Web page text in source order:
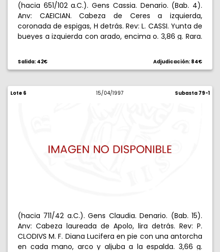
(hacia 651/102 a.C.). Gens Cassia. Denario. (Bab. 4).
Anv: CAEICIAN. Cabeza de Ceres a izquierda,
coronada de espigas, H detrás. Rev: L. CASSI. Yunta de
bueyes a izquierda con arado, encima o. 3,86 g. Rara.
Salida: 42€ Adjudicación: 84€
Lote 6 15/04/1997 Subasta 79-1
(hacia 711/42 a.C.). Gens Claudia. Denario. (Bab. 15).
Anv: Cabeza laureada de Apolo, lira detrás. Rev: P.
CLODIVS M. F. Diana Lucifera en pie con una antorcha
en cada mano, arco y aljuba a la espalda. 3,66 g.